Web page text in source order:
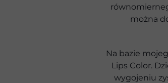
można
Na bazie
Lips Color.
wygojeniu